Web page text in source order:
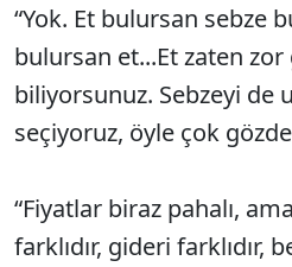
“Yok. Et bulursan sebze
bulursan et...Et zaten
biliyorsunuz. Sebzeyi de
seçiyoruz, öyle çok
“Fiyatlar biraz pahalı,
farklıdır, gideri farklıdır,